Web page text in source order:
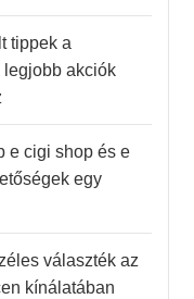
tippek a
legjobb akciók
e cigi shop és e
egy
választék az
kínálatában